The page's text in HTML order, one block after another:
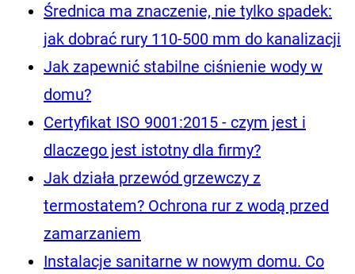
Średnica ma znaczenie, nie tylko spadek:
jak dobrać rury 110-500 mm do kanalizacji
Jak zapewnić stabilne ciśnienie wody w
domu?
Certyfikat ISO 9001:2015 - czym jest i
dlaczego jest istotny dla firmy?
Jak działa przewód grzewczy z
termostatem? Ochrona rur z wodą przed
zamarzaniem
Instalacje sanitarne w nowym domu. Co